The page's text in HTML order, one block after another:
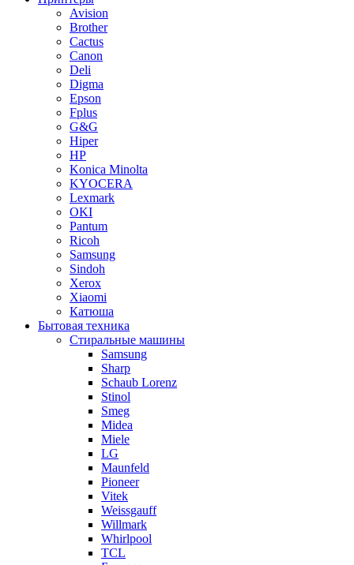
Avision
Brother
Cactus
Canon
Deli
Digma
Epson
Fplus
G&G
Hiper
HP
Konica Minolta
KYOCERA
Lexmark
OKI
Pantum
Ricoh
Samsung
Sindoh
Xerox
Xiaomi
Катюша
Бытовая техника
Стиральные машины
Samsung
Sharp
Schaub Lorenz
Stinol
Smeg
Midea
Miele
LG
Maunfeld
Pioneer
Vitek
Weissgauff
Willmark
Whirlpool
TCL